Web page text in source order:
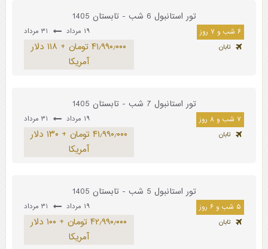
تور استانبول 6 شب - تابستان 1405
۶ شب و ۷ روز ۱۹ مرداد
تابان
۴۱٫۹۹۰٫۰۰۰ تومان + ۱۱۸ دلار
آمریکا
تور استانبول 7 شب - تابستان 1405
۷ شب و ۸ روز ۱۹ مرداد
تابان
۴۱٫۹۹۰٫۰۰۰ تومان + ۱۳۰ دلار
آمریکا
تور استانبول 5 شب - تابستان 1405
۵ شب و ۶ روز ۱۹ مرداد
تابان
۴۲٫۹۹۰٫۰۰۰ تومان + ۱۰۰ دلار
آمریکا